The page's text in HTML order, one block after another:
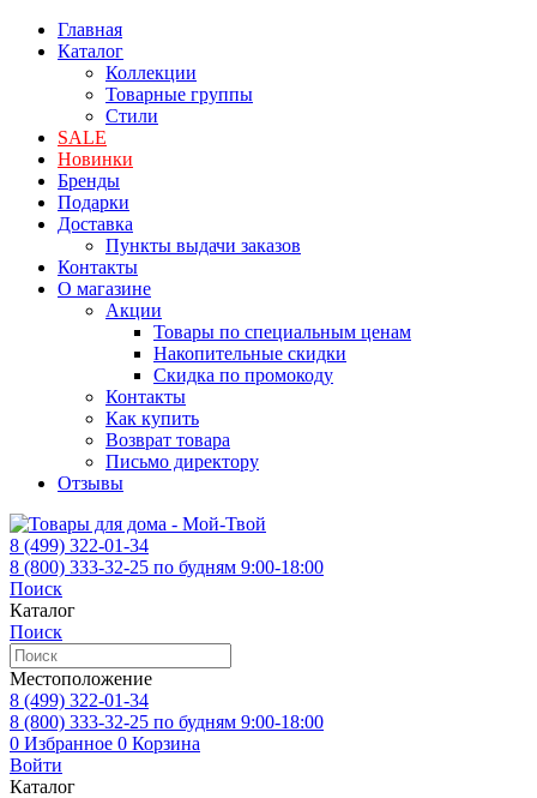
Главная
Каталог
Коллекции
Товарные группы
Стили
SALE
Новинки
Бренды
Подарки
Доставка
Пункты выдачи заказов
Контакты
О магазине
Акции
Товары по специальным ценам
Накопительные скидки
Скидка по промокоду
Контакты
Как купить
Возврат товара
Письмо директору
Отзывы
8 (499) 322-01-34
8 (800) 333-32-25 по будням 9:00-18:00
Поиск
Каталог
Поиск
Местоположение
8 (499) 322-01-34
8 (800) 333-32-25 по будням 9:00-18:00
0 Избранное 0 Корзина
Войти
Каталог